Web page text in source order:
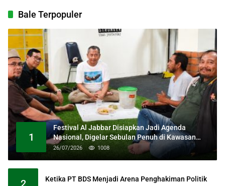
Bale Terpopuler
1
Festival Al Jabbar Disiapkan Jadi Agenda
Nasional, Digelar Sebulan Penuh di Kawasan
Masjid Raya Al Jabbar
26/07/2026 1008
Ketika PT BDS Menjadi Arena Penghakiman Politik